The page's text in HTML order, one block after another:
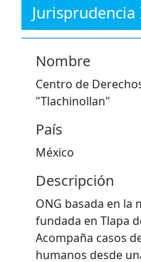
Nombre
Centro de
"Tlachinollan"
País
México
Descripción
ONG basada en la
fundada en Tlapa
Acompaña casos
humanos desde